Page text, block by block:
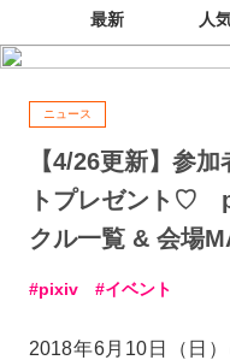
最新 人
ニュース
【4/26更新】参
トプレゼント♡
クル一覧 & 会場
pixiv イベント
2018年6月10日（日